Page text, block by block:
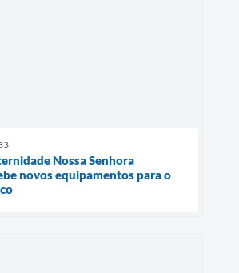
Nossa Senhora
novos equipamentos para o